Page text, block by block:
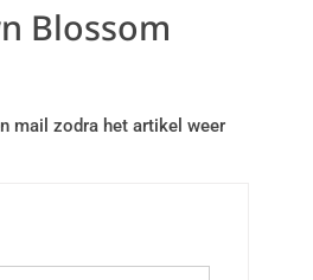
Blossom
mail zodra het artikel weer